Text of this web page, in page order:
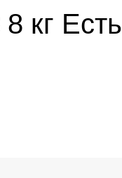
кг Есть